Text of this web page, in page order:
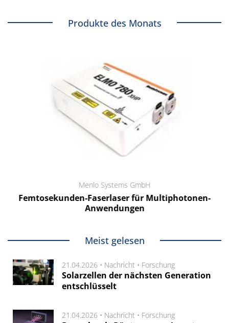
Produkte des Monats
Menlo Systems GmbH
Femtosekunden-Faserlaser für Multiphotonen-
Anwendungen
Meist gelesen
21.04.2026 • Nachricht • Forschung
Solarzellen der nächsten Generation
entschlüsselt
21.04.2026 • Nachricht • Forschung